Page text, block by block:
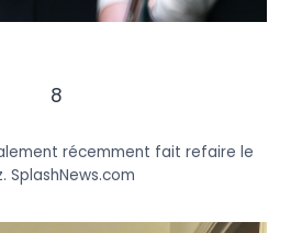
8
récemment fait refaire le
SplashNews.com